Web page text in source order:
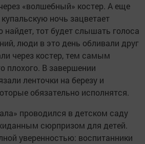
«волшебный» костер. А еще
ночь зацветает
найдет, тот будет слышать голоса
люди в это день обливали друг
через костер, тем самым
плохого. В завершении
ленточки на березу и
обязательно исполнятся.
проводился в детском саду
сюрпризом для детей.
уверенностью: воспитанники